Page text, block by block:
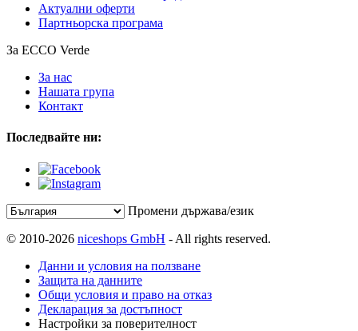
Актуални оферти
Партньорска програма
За ECCO Verde
За нас
Нашата група
Контакт
Последвайте ни:
Промени държава/език
© 2010-2026 niceshops GmbH - All rights reserved.
Данни и условия на ползване
Защита на данните
Общи условия и право на отказ
Декларация за достъпност
Настройки за поверителност